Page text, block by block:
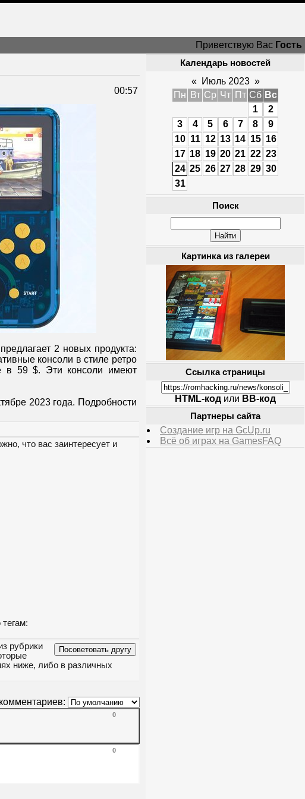
Приветствую Вас Гость
00:57
2 новых продукта:
консоли в стиле ретро
в 59 $. Эти консоли имеют
2023 года. Подробности
что вас заинтересует и
рубрики
ниже, либо в различных
0
0
Календарь новостей
« Июль 2023 »
Пн
Вт Ср Чт Пт Сб Вс
1
2
3
4 5 6 7 8
9
10 11 12 13 14 15 16
17 18 19 20 21 22 23
24 25 26 27 28 29 30
31
Поиск
Картинка из галереи
Ссылка страницы
HTML-код или BB-код
Партнеры сайта
Создание игр на GcUp.ru
Всё об играх на GamesFAQ